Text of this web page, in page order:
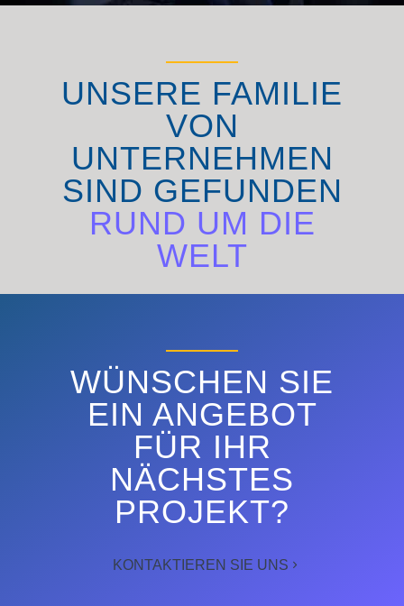
UNSERE FAMILIE
VON
UNTERNEHMEN
SIND GEFUNDEN
RUND UM DIE
WELT
WÜNSCHEN SIE
EIN ANGEBOT
FÜR IHR
NÄCHSTES
PROJEKT?
KONTAKTIEREN SIE UNS